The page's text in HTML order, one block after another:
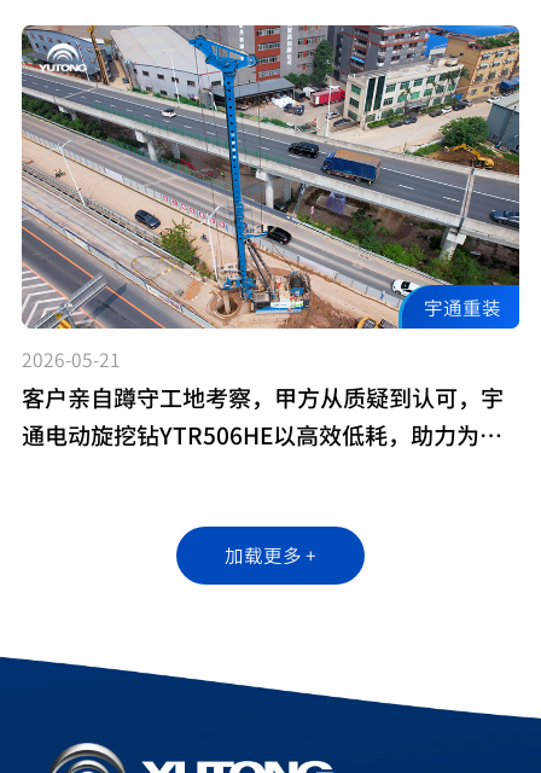
宇通重装
2026-05-21
客户亲自蹲守工地考察，甲方从质疑到认可，宇
通电动旋挖钻YTR506HE以高效低耗，助力为高
加载更多 +